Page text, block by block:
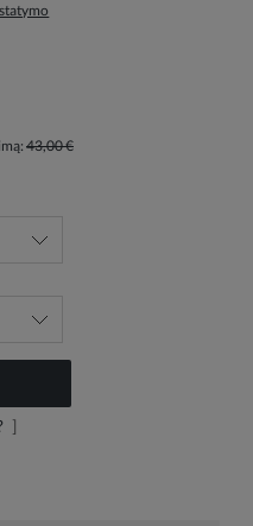
išlaidos
43,00 €
]